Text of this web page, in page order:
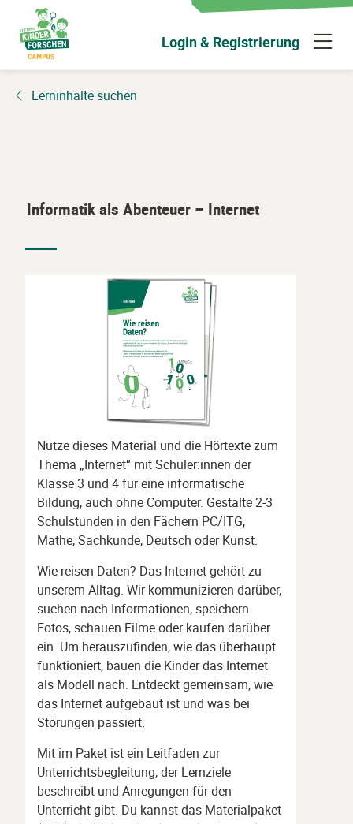
Hauptinhalt
wechseln
Login & Registrierung
Lerninhalte suchen
Informatik als Abenteuer – Internet
Nutze dieses Material und die Hörtexte zum
Thema „Internet“ mit Schüler:innen der
Klasse 3 und 4 für eine informatische
Bildung, auch ohne Computer. Gestalte 2-3
Schulstunden in den Fächern PC/ITG,
Mathe, Sachkunde, Deutsch oder Kunst.
Wie reisen Daten? Das Internet gehört zu
unserem Alltag. Wir kommunizieren darüber,
suchen nach Informationen, speichern
Fotos, schauen Filme oder kaufen darüber
ein. Um herauszufinden, wie das überhaupt
funktioniert, bauen die Kinder das Internet
als Modell nach. Entdeckt gemeinsam, wie
das Internet aufgebaut ist und was bei
Störungen passiert.
Mit im Paket ist ein Leitfaden zur
Unterrichtsbegleitung, der Lernziele
beschreibt und Anregungen für den
Unterricht gibt. Du kannst das Materialpaket